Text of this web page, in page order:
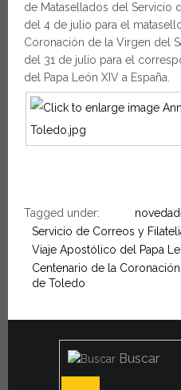
de Matasellados del Servicio
del 4 de julio para el
Coronación de la Virgen del
del 31 de julio para el
del Papa León XIV a España.
Tagged under:
Servicio de Correos y
Viaje Apostólico del Papa
Centenario de la
de Toledo
Buscar